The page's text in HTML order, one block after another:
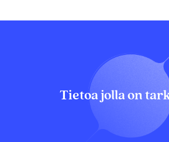
Tietoa jolla on